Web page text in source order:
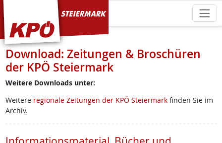
KPÖ Steiermark
Download: Zeitungen & Broschüren
der KPÖ Steiermark
Weitere Downloads unter:
Weitere regionale Zeitungen der KPÖ Steiermarkfinden Sie im
Archiv.